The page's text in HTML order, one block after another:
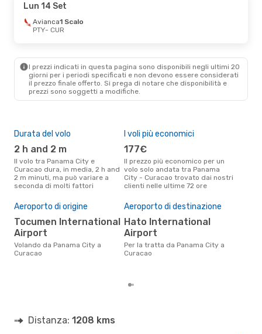
Gio 10 Set - Dom 13 Set
- PTY
Lun 14 Set
Avianca1 Scalo
PTY- CUR
I prezzi indicati in questa pagina sono disponibili negli ultimi 20
giorni per i periodi specificati e non devono essere considerati
il ​​prezzo finale offerto. Si prega di notare che disponibilità e
prezzi sono soggetti a modifiche.
Durata del volo
2 h and 2 m
Il volo tra Panama City e
Curacao dura, in media, 2 h and
2 m minuti, ma può variare a
seconda di molti fattori
I voli più economici
177€
Il prezzo più economico per un
volo solo andata tra Panama
City - Curacao trovato dai nostri
clienti nelle ultime 72 ore
Aeroporto di origine
Tocumen International
Airport
Volando da Panama City a
Curacao
Aeroporto di destinazione
Hato International
Airport
Per la tratta da Panama City a
Curacao
Distanza: 1208 kms